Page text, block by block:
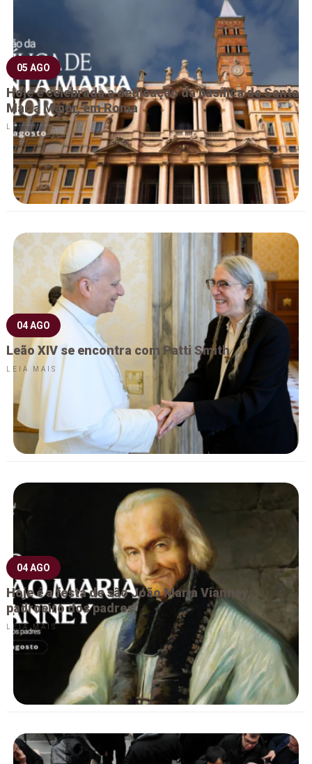
05 AGO
Hoje é celebrada a dedicação da basílica de Santa
Maria Maior, em Roma
LEIA MAIS
04 AGO
Leão XIV se encontra com Patti Smith
LEIA MAIS
04 AGO
Hoje é a festa de são João Maria Vianney,
padroeiro dos padres
LEIA MAIS